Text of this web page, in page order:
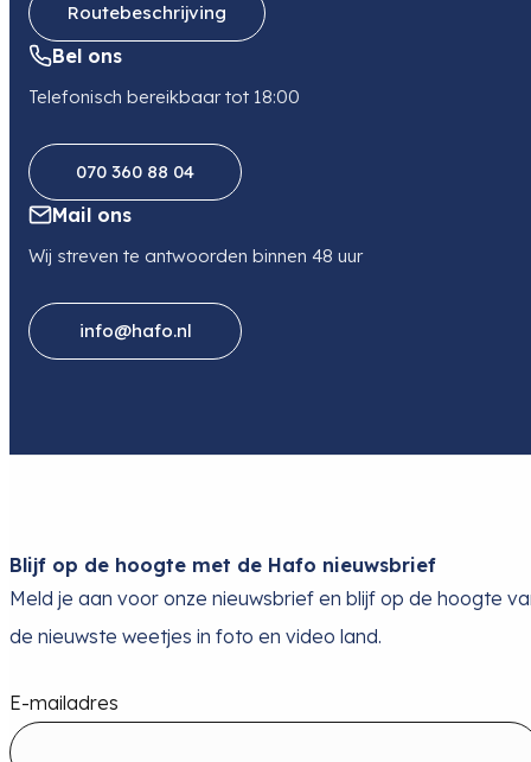
Routebeschrijving
Bel ons
Telefonisch bereikbaar tot 18:00
070 360 88 04
Mail ons
Wij streven te antwoorden binnen 48 uur
info@hafo.nl
Blijf op de hoogte met de Hafo nieuwsbrief
Meld je aan voor onze nieuwsbrief en blijf op de hoogte
de nieuwste weetjes in foto en video land.
E-mailadres